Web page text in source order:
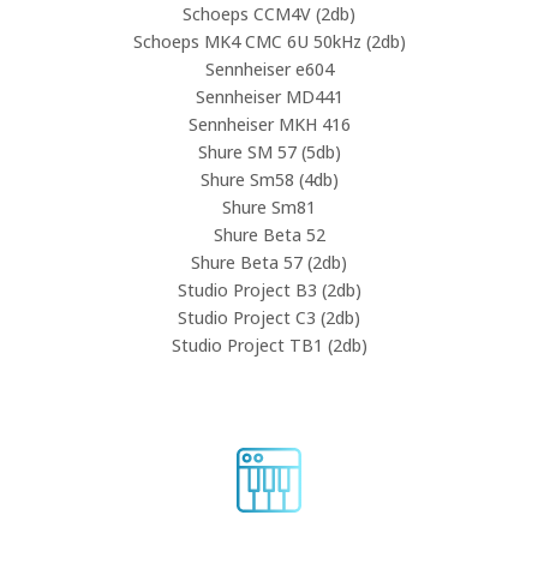
Schoeps CCM4V (2db)
Schoeps MK4 CMC 6U 50kHz (2db)
Sennheiser e604
Sennheiser MD441
Sennheiser MKH 416
Shure SM 57 (5db)
Shure Sm58 (4db)
Shure Sm81
Shure Beta 52
Shure Beta 57 (2db)
Studio Project B3 (2db)
Studio Project C3 (2db)
Studio Project TB1 (2db)